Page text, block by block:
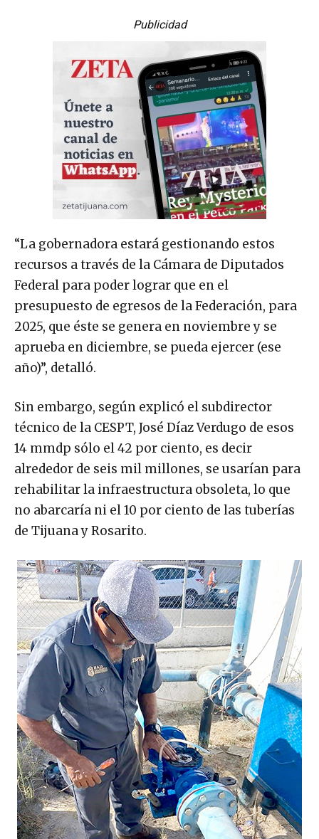
Publicidad
“La gobernadora estará gestionando estos
recursos a través de la Cámara de Diputados
Federal para poder lograr que en el
presupuesto de egresos de la Federación, para
2025, que éste se genera en noviembre y se
aprueba en diciembre, se pueda ejercer (ese
año)”, detalló.
Sin embargo, según explicó el subdirector
técnico de la CESPT, José Díaz Verdugo de esos
14 mmdp sólo el 42 por ciento, es decir
alrededor de seis mil millones, se usarían para
rehabilitar la infraestructura obsoleta, lo que
no abarcaría ni el 10 por ciento de las tuberías
de Tijuana y Rosarito.